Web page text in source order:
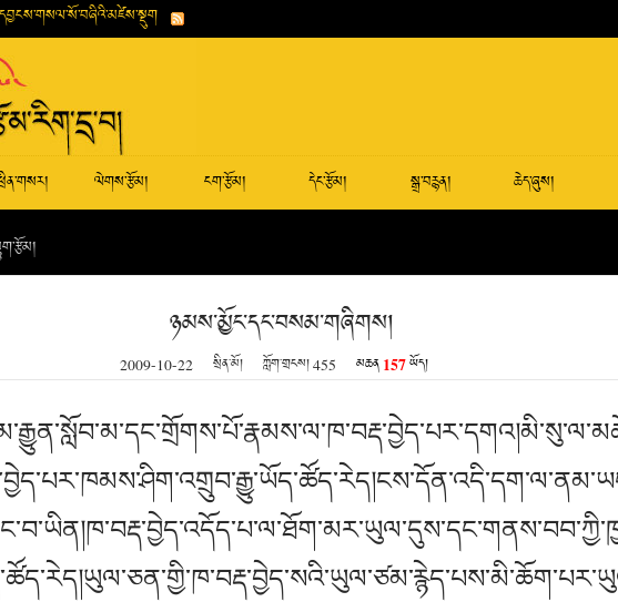
ལེགས་རྩོམ། ངག་རྩོམ། དེང་རྩོམ། སྒྲ་བརྙན། ཆེད་ཞུས།
ཉམས་མྱོང་དང་བསམ་གཞིགས།
2009-10-22 སྲིན་མོ། ཀློག་གྲངས།455 མཆན 157ཡོད།